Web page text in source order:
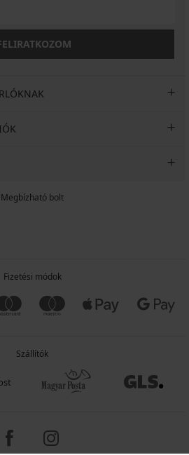
Megbízható bolt
Fizetési módok
Szállítók